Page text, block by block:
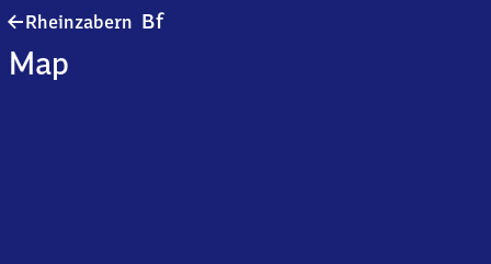
Rheinzabern BfRheinzabern
Map